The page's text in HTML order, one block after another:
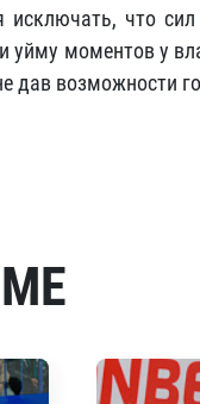
исключать, что
уйму моментов у
дав возможности